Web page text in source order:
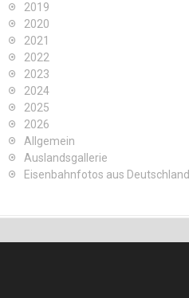
2019
2020
2021
2022
2023
2024
2025
2026
Allgemein
Auslandsgallerie
Eisenbahnfotos aus Deutschland